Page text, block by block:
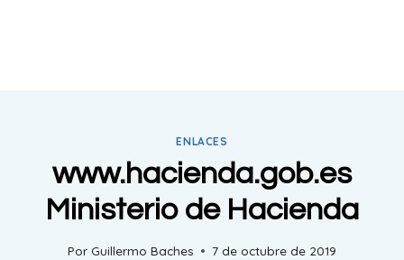
ENLACES
www.hacienda.gob.es
Ministerio de Hacienda
Por Guillermo Baches 7 de octubre de 2019